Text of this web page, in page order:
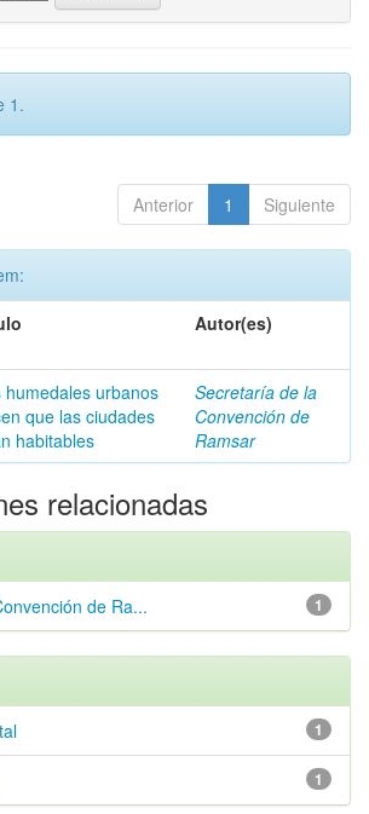
1.
Anterior 1 Siguiente
Autor(es)
humedales urbanos
que las ciudades
habitables
Secretaría de la
Convención de
Ramsar
relacionadas
1
de Ra...
1
1